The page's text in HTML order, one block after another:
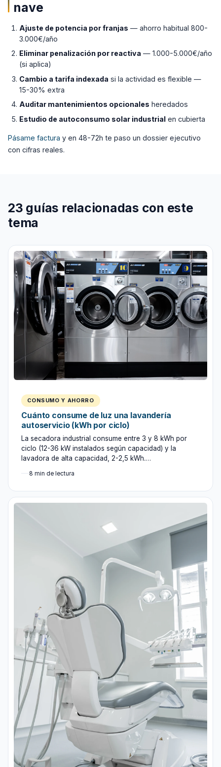
nave
Ajuste de potencia por franjas — ahorro habitual 800-
3.000€/año
Eliminar penalización por reactiva — 1.000-5.000€/año
(si aplica)
Cambio a tarifa indexada si la actividad es flexible —
15-30% extra
Auditar mantenimientos opcionales heredados
Estudio de autoconsumo solar industrialen cubierta
Pásame factura y en 48-72h te paso un dossier ejecutivo
con cifras reales.
23 guías relacionadas con este
tema
CONSUMO Y AHORRO
Cuánto consume de luz una lavandería
autoservicio (kWh por ciclo)
La secadora industrial consume entre 3 y 8 kWh por
ciclo (12-36 kW instalados según capacidad) y la
lavadora de alta capacidad, 2-2,5 kWh.…
8 min de lectura